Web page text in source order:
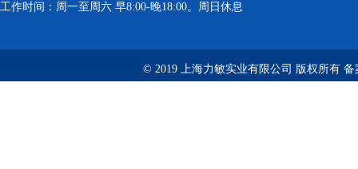
工作时间：周一至周六 早8:00-晚18:00。周日休息
© 2019 上海力敏实业有限公司 版权所有 备